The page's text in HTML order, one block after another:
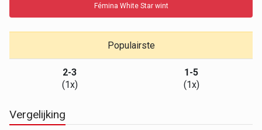
Fémina White Star wint
Populairste
2-3
(1x)
1-5
(1x)
Vergelijking